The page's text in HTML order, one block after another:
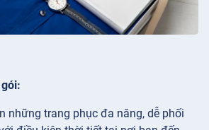
những trang phục đa năng, dễ phối